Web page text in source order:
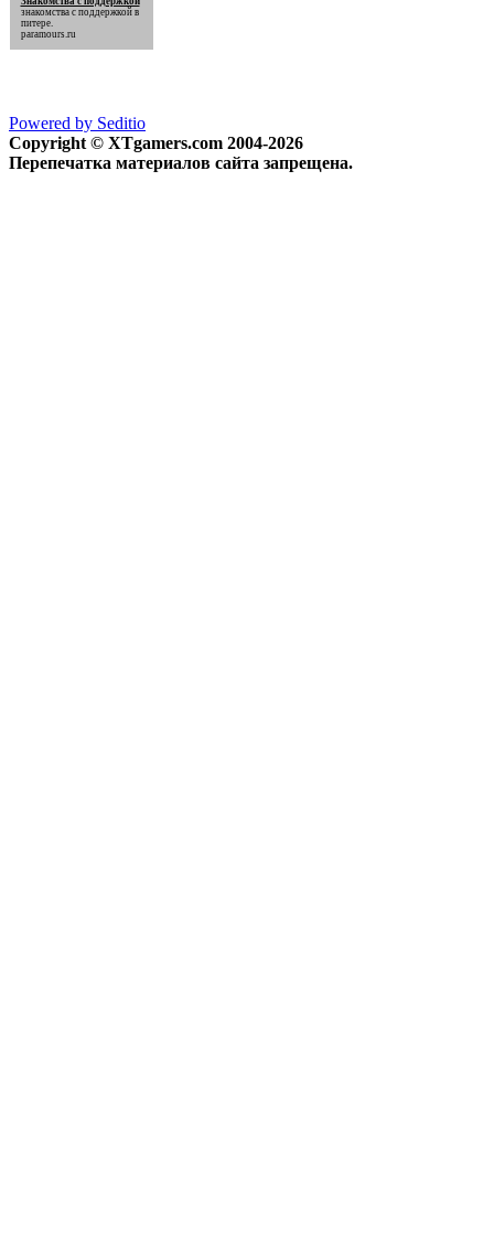
знакомства с поддержкойв
питере.
paramours.ru
Powered by Seditio
Copyright © XTgamers.com 2004-2026
Перепечатка материалов сайта запрещена.